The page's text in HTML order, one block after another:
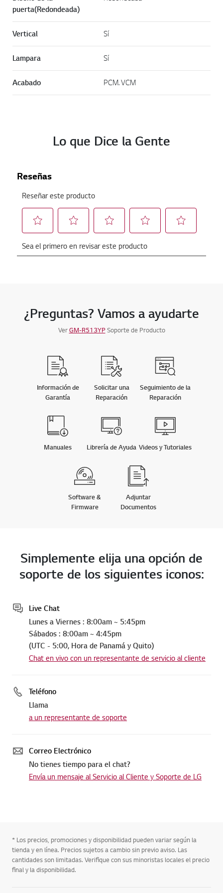
puerta(Redondeada)
Vertical Sí
Lampara Sí
Acabado PCM. VCM
Lo que Dice la Gente
¿Preguntas? Vamos a ayudarte
VerGM-R513YPSoporte de Producto
Información de
Garantía
Solicitar una
Reparación
Seguimiento de la
Reparación
Manuales Librería de Ayuda Videos y Tutoriales
Software &
Firmware
Adjuntar
Documentos
Simplemente elija una opción de
soporte de los siguientes iconos:
Live Chat
Lunes a Viernes : 8:00am ~ 5:45pm
Sábados : 8:00am ~ 4:45pm
(UTC - 5:00, Hora de Panamá y Quito)
Chat en vivo con un representante de servicio al cliente
Teléfono
Llama
a un representante de soporte
Correo Electrónico
No tienes tiempo para el chat?
Envía un mensaje al Servicio al Cliente y Soporte de LG
* Los precios, promociones y disponibilidad pueden variar según la
tienda y en línea. Precios sujetos a cambio sin previo aviso. Las
cantidades son limitadas. Verifique con sus minoristas locales el precio
final y la disponibilidad.